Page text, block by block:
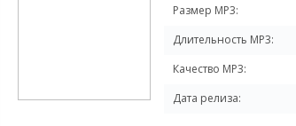
Размер MP3:
Длительность MP3:
Качество MP3:
Дата релиза: